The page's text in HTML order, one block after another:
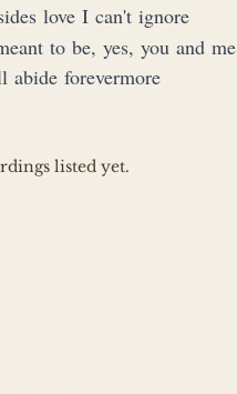
love I can't ignore
to be, yes, you and me
abide forevermore
listed yet.